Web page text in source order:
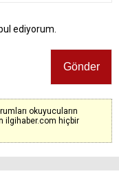
ediyorum.
okuyucuların
ilgihaber.com hiçbir